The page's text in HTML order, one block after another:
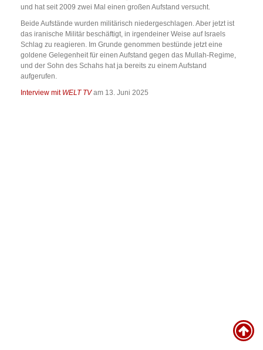
und hat seit 2009 zwei Mal einen großen Aufstand versucht.
Beide Aufstände wurden militärisch niedergeschlagen. Aber jetzt ist
das iranische Militär beschäftigt, in irgendeiner Weise auf Israels
Schlag zu reagieren. Im Grunde genommen bestünde jetzt eine
goldene Gelegenheit für einen Aufstand gegen das Mullah-Regime,
und der Sohn des Schahs hat ja bereits zu einem Aufstand
aufgerufen.
Interview mit WELT TVam 13. Juni 2025